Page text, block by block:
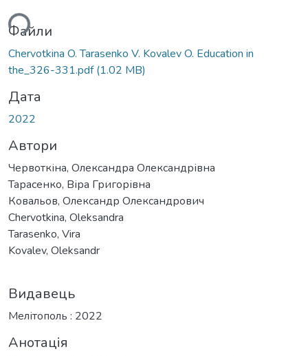
Файли
Chervotkina O. Tarasenko V. Kovalev O. Education in
the_326-331.pdf(1.02 MB)
Дата
2022
Автори
Червоткіна, Олександра Олександрівна
Тарасенко, Віра Григорівна
Ковальов, Олександр Олександрович
Chervotkina, Oleksandra
Tarasenko, Vira
Kovalev, Oleksandr
Видавець
Мелітополь : 2022
Анотація